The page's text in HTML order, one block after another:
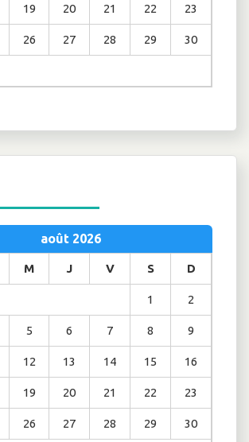
19 20 21 22 23
26 27 28 29 30
août 2026
M J V S D
1 2
5 6 7 8 9
12 13 14 15 16
19 20 21 22 23
26 27 28 29 30